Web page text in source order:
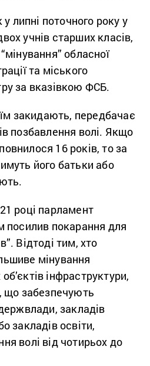
у липні поточного року у
учнів старших класів,
обласної
та міського
за вказівкою ФСБ.
їм закидають, передбачає
позбавлення волі. Якщо
16 років, то за
його батьки або
році парламент
посилив покарання для
Відтоді тим, хто
мінування
інфраструктури,
що забезпечують
закладів
закладів освіти,
волі від чотирьох до